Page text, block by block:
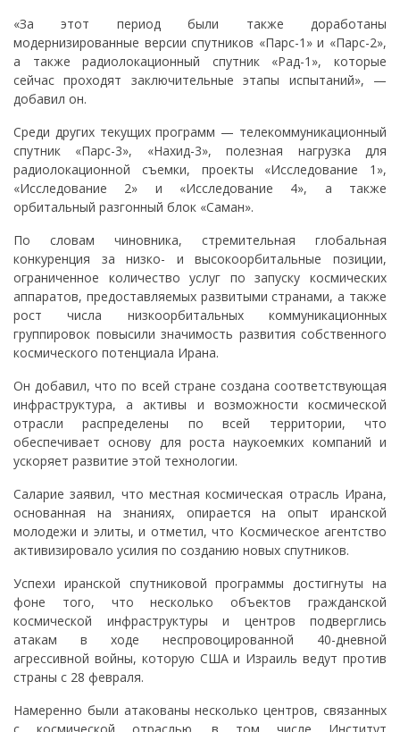
«За этот период были также доработаны
модернизированные версии спутников «Парс-1» и «Парс-2»,
а также радиолокационный спутник «Рад-1», которые
сейчас проходят заключительные этапы испытаний», —
добавил он.
Среди других текущих программ — телекоммуникационный
спутник «Парс-3», «Нахид-3», полезная нагрузка для
радиолокационной съемки, проекты «Исследование 1»,
«Исследование 2» и «Исследование 4», а также
орбитальный разгонный блок «Саман».
По словам чиновника, стремительная глобальная
конкуренция за низко- и высокоорбитальные позиции,
ограниченное количество услуг по запуску космических
аппаратов, предоставляемых развитыми странами, а также
рост числа низкоорбитальных коммуникационных
группировок повысили значимость развития собственного
космического потенциала Ирана.
Он добавил, что по всей стране создана соответствующая
инфраструктура, а активы и возможности космической
отрасли распределены по всей территории, что
обеспечивает основу для роста наукоемких компаний и
ускоряет развитие этой технологии.
Саларие заявил, что местная космическая отрасль Ирана,
основанная на знаниях, опирается на опыт иранской
молодежи и элиты, и отметил, что Космическое агентство
активизировало усилия по созданию новых спутников.
Успехи иранской спутниковой программы достигнуты на
фоне того, что несколько объектов гражданской
космической инфраструктуры и центров подверглись
атакам в ходе неспровоцированной 40-дневной
агрессивной войны, которую США и Израиль ведут против
страны с 28 февраля.
Намеренно были атакованы несколько центров, связанных